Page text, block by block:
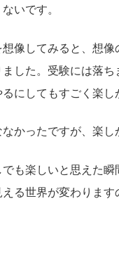
いです。
像してみると、想像
した。受験には落
にしてもすごく楽し
かったですが、楽し
も楽しいと思えた瞬
る世界が変わります